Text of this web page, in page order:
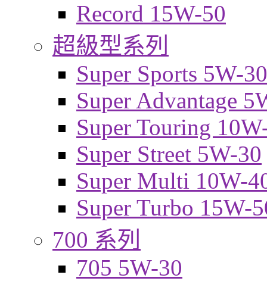
Record 15W-50
超級型系列
Super Sports 5W-30
Super Advantage
Super Touring
Super Street 5W-30
Super Multi 10W-
Super Turbo 15W-
700 系列
705 5W-30